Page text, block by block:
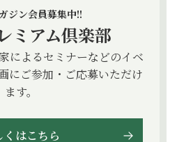
ジン会員募集中!!
ミアム倶楽部
によるセミナーなどのイベ
にご参加・ご応募いただけ
ます。
くはこちら